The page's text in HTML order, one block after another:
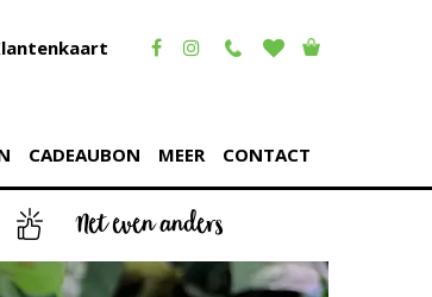
Net even anders
CADEAUBON MEER CONTACT